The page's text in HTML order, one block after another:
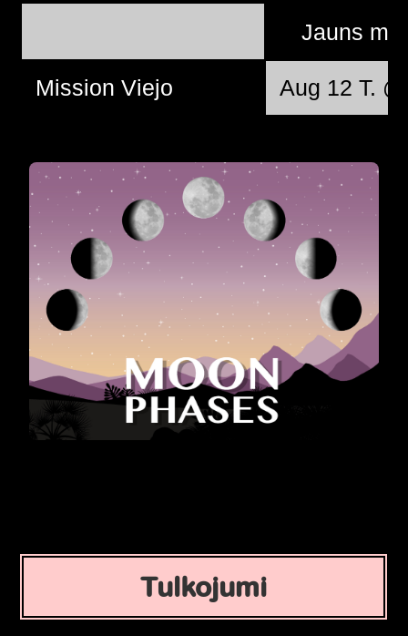
Jauns
Mission Viejo Aug 12 T.
Tulkojumi